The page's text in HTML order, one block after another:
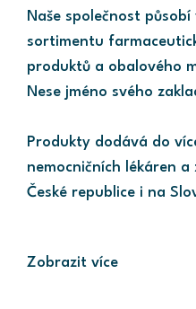
Naše společnost
sortimentu
produktů a obalového
Nese jméno svého
Produkty dodává do
nemocničních lékáren
České republice i na
Zobrazit více